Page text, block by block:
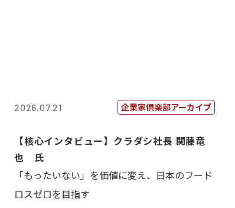
2026.07.21 企業家倶楽部アーカイブ
【核心インタビュー】クラダシ社長 関藤竜
也 氏
「もったいない」を価値に変え、日本のフード
ロスゼロを目指す